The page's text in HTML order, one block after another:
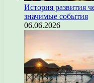
История развития
значимые события
06.06.2026